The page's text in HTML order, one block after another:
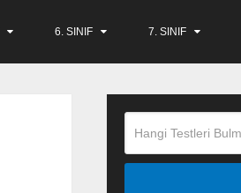
6. SINIF 7. SINIF